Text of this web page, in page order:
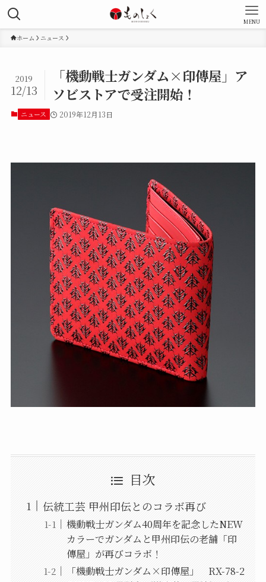
MENU
ホーム ニュース
「機動戦士ガンダム×印傳屋」ア
ソビストアで受注開始！
2019
12/13
ニュース 2019年12月13日
目次
伝統工芸 甲州印伝とのコラボ再び
機動戦士ガンダム40周年を記念したNEW
カラーでガンダムと甲州印伝の老舗「印
傳屋」が再びコラボ！
「機動戦士ガンダム×印傳屋」 RX-78-2